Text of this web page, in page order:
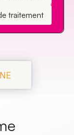
traitement